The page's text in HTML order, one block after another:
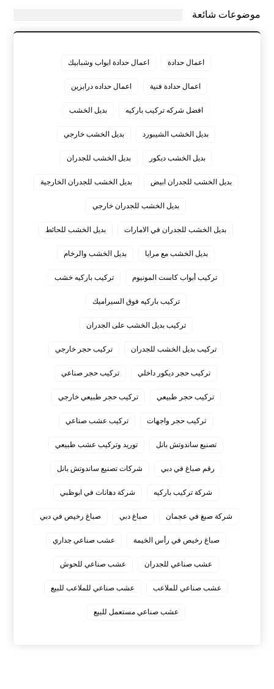
موضوعات شائعة
اعمال حدادة اعمال حدادة ابواب وشبابيك
اعمال حدادة فنية اعمال حداده درابزين
افضل شركه تركيب باركيه بديل الخشب
بديل الخشب الشيبورد بديل الخشب خارجي
بديل الخشب ديكور بديل الخشب للجدران
بديل الخشب للجدران ابيض بديل الخشب للجدران الخارجية
بديل الخشب للجدران خارجي
بديل الخشب للجدران في الامارات بديل الخشب للحائط
بديل الخشب مع مرايا بديل الخشب والرخام
تركيب أبواب كاست المونيوم تركيب باركيه خشب
تركيب باركيه فوق السيراميك
تركيب بديل الخشب على الجدران
تركيب بديل الخشب للجدران تركيب حجر خارجي
تركيب حجر ديكور داخلي تركيب حجر صناعي
تركيب حجر طبيعي تركيب حجر طبيعي خارجي
تركيب حجر واجهات تركيب عشب صناعي
تصنيع ساندوتش بانل توريد وتركيب عشب طبيعي
رقم صباغ في دبي شركات تصنيع ساندوتش بانل
شركة تركيب باركيه شركة دهانات في ابوظبي
شركة صبغ في عجمان صباغ دبي صباغ رخيص في دبي
صباغ رخيص في رأس الخيمة عشب صناعي جداري
عشب صناعي للجدران عشب صناعي للحوش
عشب صناعي للملاعب عشب صناعي للملاعب للبيع
عشب صناعي مستعمل للبيع